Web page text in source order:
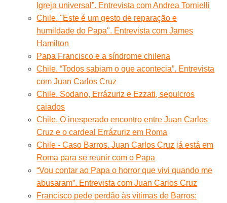
Igreja universal”. Entrevista com Andrea Tornielli
Chile. "Este é um gesto de reparação e
humildade do Papa". Entrevista com James
Hamilton
Papa Francisco e a síndrome chilena
Chile. “Todos sabiam o que acontecia”. Entrevista
com Juan Carlos Cruz
Chile. Sodano, Errázuriz e Ezzati, sepulcros
caiados
Chile. O inesperado encontro entre Juan Carlos
Cruz e o cardeal Errázuriz em Roma
Chile - Caso Barros. Juan Carlos Cruz já está em
Roma para se reunir com o Papa
“Vou contar ao Papa o horror que vivi quando me
abusaram”. Entrevista com Juan Carlos Cruz
Francisco pede perdão às vítimas de Barros: